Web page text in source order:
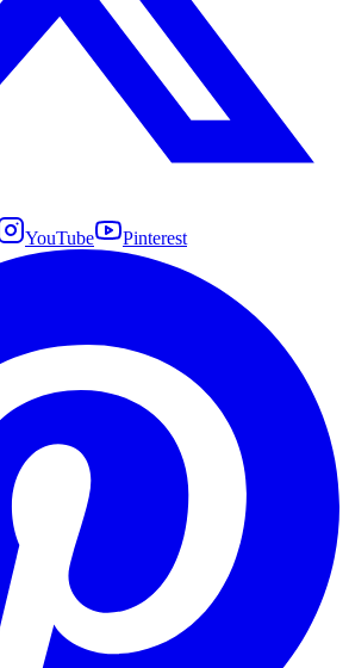
YouTube Pinterest